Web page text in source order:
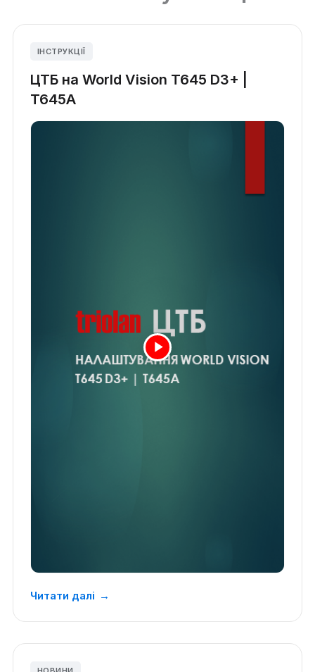
ІНСТРУКЦІЇ
ЦТБ на World Vision T645 D3+ |
T645A
Читати далі →